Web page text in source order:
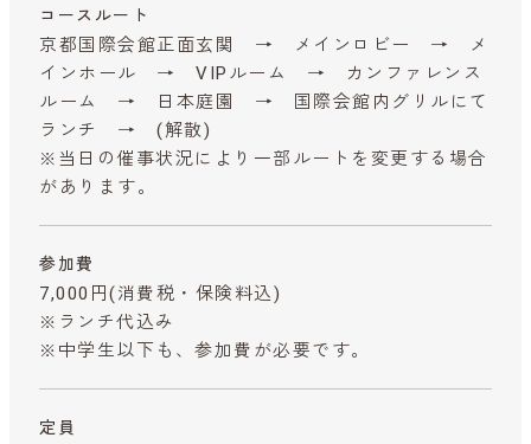
コースルート
京都国際会館正面玄関 → メインロビー → メ
インホール → VIPルーム → カンファレンス
ルーム → 日本庭園 → 国際会館内グリルにて
ランチ → (解散)
※当日の催事状況により一部ルートを変更する場合
があります。
参加費
7,000円 (消費税・保険料込)
※ランチ代込み
※中学生以下も、参加費が必要です。
定員